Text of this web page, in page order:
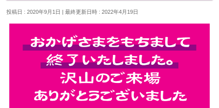
投稿日 : 2020年9月1日 最終更新日時 : 2022年4月19日